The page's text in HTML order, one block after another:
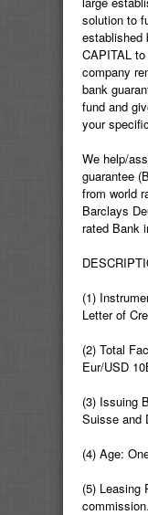
solution to
established
CAPITAL
company
bank
fund and
your
We help/
guarantee
from world
Barclays
rated Bank
(1)
Letter of
(2) Total
Eur/USD
(3) Issuing
Suisse and
(4) Age:
(5) Leasing
commission.